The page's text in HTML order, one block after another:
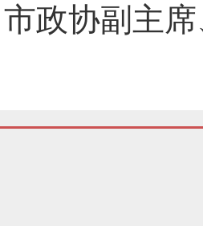
政协副主